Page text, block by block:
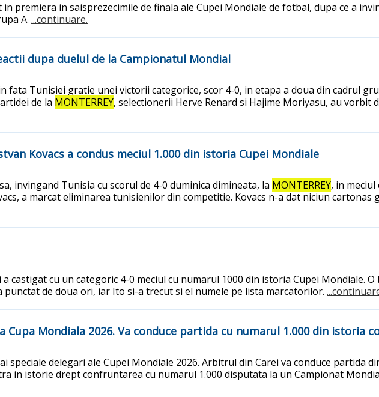
premiera in saisprezecimile de finala ale Cupei Mondiale de fotbal, dupa ce a
A. ...continuare.
dupa duelul de la Campionatul Mondial
fata Tunisiei gratie unei victorii categorice, scor 4-0, in etapa a doua din cadrul
de la MONTERREY, selectionerii Herve Renard si Hajime Moriyasu, au vorbit
Kovacs a condus meciul 1.000 din istoria Cupei Mondiale
invingand Tunisia cu scorul de 4-0 duminica dimineata, la MONTERREY, in
a marcat eliminarea tunisienilor din competitie. Kovacs n-a dat niciun cartonas
castigat cu un categoric 4-0 meciul cu numarul 1000 din istoria Cupei Mondiale.
punctat de doua ori, iar Ito si-a trecut si el numele pe lista marcatorilor.
Cupa Mondiala 2026. Va conduce partida cu numarul 1.000 din istoria
speciale delegari ale Cupei Mondiale 2026. Arbitrul din Carei va conduce partida
in istorie drept confruntarea cu numarul 1.000 disputata la un Campionat